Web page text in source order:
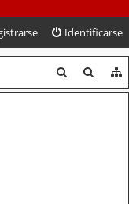
Identificarse
u
u